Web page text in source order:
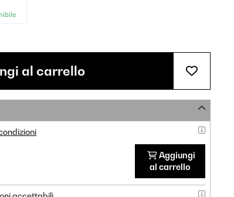
al carrello
Aggiungi
al carrello